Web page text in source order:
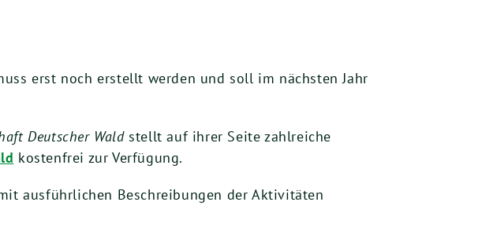
erst noch erstellt werden und soll im nächsten Jahr
Deutscher Waldstellt auf ihrer Seite zahlreiche
kostenfrei zur Verfügung.
ausführlichen Beschreibungen der Aktivitäten